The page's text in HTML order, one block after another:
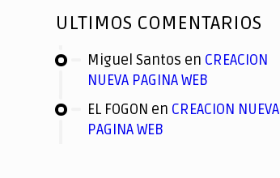
ULTIMOS COMENTARIOS
Miguel Santos en CREACION
NUEVA PAGINA WEB
EL FOGON en CREACION NUEVA
PAGINA WEB